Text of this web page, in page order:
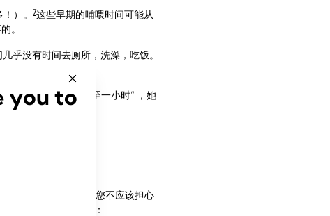
）。 7这些早期的哺喂时间可能从
。
没有时间去厕所，洗澡，吃饭。
一次，每次半小时至一小时” ，她
就越多。由此可见，您不应该担心
母乳喂养就行，
如：
you to